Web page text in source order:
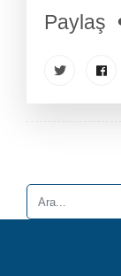
Paylaş